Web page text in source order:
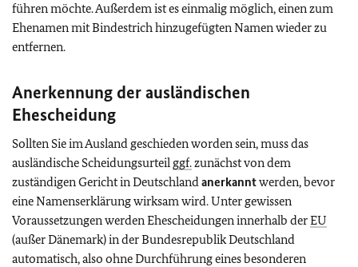
führen möchte. Außerdem ist es einmalig möglich, einen zum
Ehenamen mit Bindestrich hinzugefügten Namen wieder zu
entfernen.
Anerkennung der ausländischen
Ehescheidung
Sollten Sie im Ausland geschieden worden sein, muss das
ausländische Scheidungsurteil ggf.zunächst von dem
zuständigen Gericht in Deutschlandanerkanntwerden, bevor
eine Namenserklärung wirksam wird. Unter gewissen
Voraussetzungen werden Ehescheidungen innerhalb derEU
(außer Dänemark) in der Bundesrepublik Deutschland
automatisch, also ohne Durchführung eines besonderen